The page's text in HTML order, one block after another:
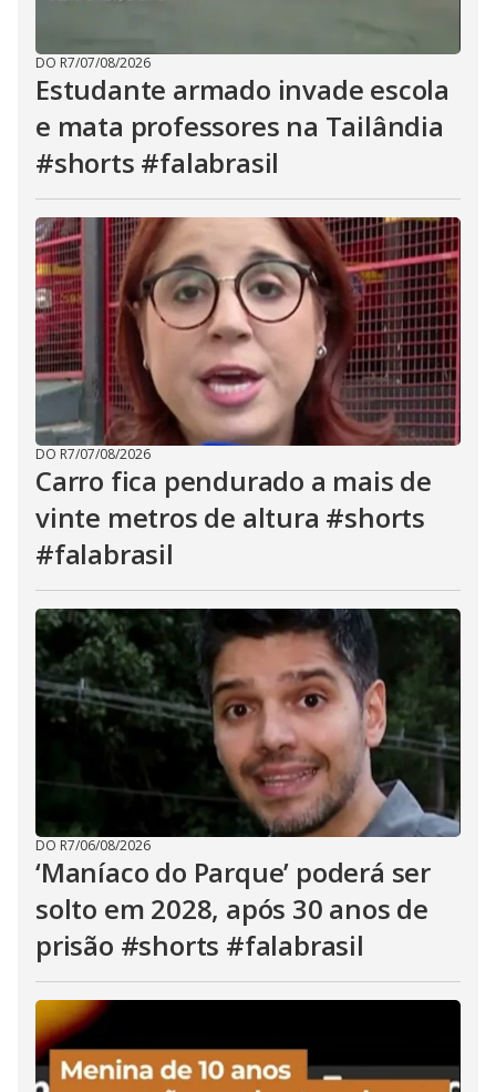
DO R7/07/08/2026
Estudante armado invade escola
e mata professores na Tailândia
#shorts #falabrasil
DO R7/07/08/2026
Carro fica pendurado a mais de
vinte metros de altura #shorts
#falabrasil
DO R7/06/08/2026
‘Maníaco do Parque’ poderá ser
solto em 2028, após 30 anos de
prisão #shorts #falabrasil